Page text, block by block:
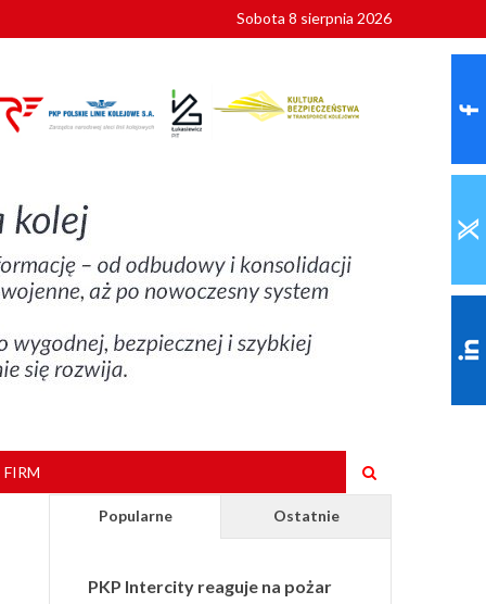
Sobota 8 sierpnia 2026
Popularne Ostatnie
PKP Intercity reaguje na pożar